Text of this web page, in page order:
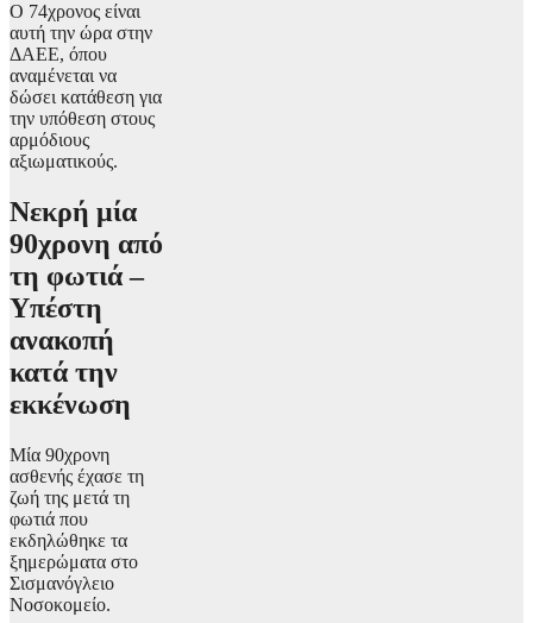
Ο 74χρονος είναι
αυτή την ώρα στην
ΔΑΕΕ, όπου
αναμένεται να
δώσει κατάθεση για
την υπόθεση στους
αρμόδιους
αξιωματικούς.
Νεκρή μία
90χρονη από
τη φωτιά –
Υπέστη
ανακοπή
κατά την
εκκένωση
Μία 90χρονη
ασθενής έχασε τη
ζωή της μετά τη
φωτιά που
εκδηλώθηκε τα
ξημερώματα στο
Σισμανόγλειο
Νοσοκομείο.